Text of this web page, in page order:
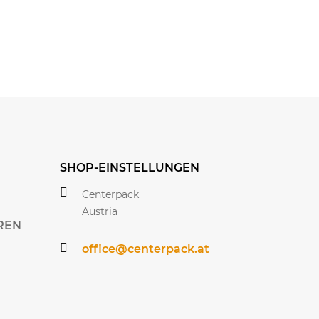
SHOP-EINSTELLUNGEN
Centerpack
Austria
office@centerpack.at